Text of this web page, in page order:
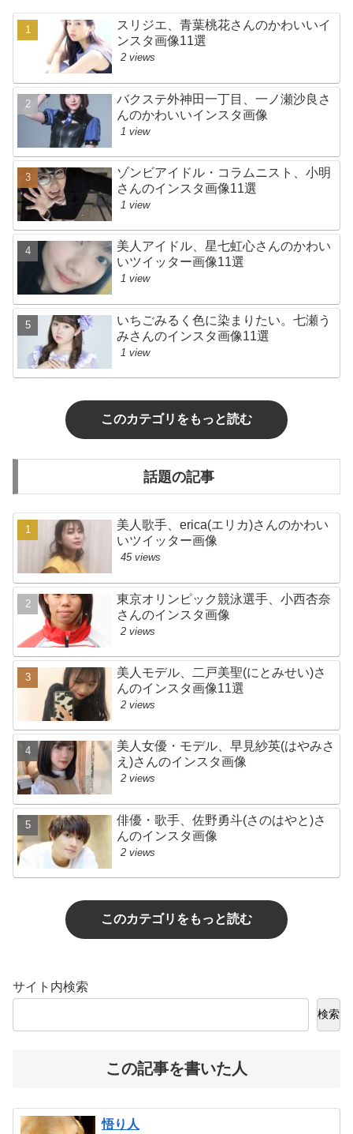
スリジエ、青葉桃花さんのかわいいイ
ンスタ画像11選
2 views
バクステ外神田一丁目、一ノ瀬沙良さ
んのかわいいインスタ画像
1 view
ゾンビアイドル・コラムニスト、小明
さんのインスタ画像11選
1 view
美人アイドル、星七虹心さんのかわい
いツイッター画像11選
1 view
いちごみるく色に染まりたい。七瀬う
みさんのインスタ画像11選
1 view
このカテゴリをもっと読む
話題の記事
美人歌手、erica(エリカ)さんのかわい
いツイッター画像
45 views
東京オリンピック競泳選手、小西杏奈
さんのインスタ画像
2 views
美人モデル、二戸美聖(にとみせい)さ
んのインスタ画像11選
2 views
美人女優・モデル、早見紗英(はやみさ
え)さんのインスタ画像
2 views
俳優・歌手、佐野勇斗(さのはやと)さ
んのインスタ画像
2 views
このカテゴリをもっと読む
サイト内検索
検索
この記事を書いた人
悟り人